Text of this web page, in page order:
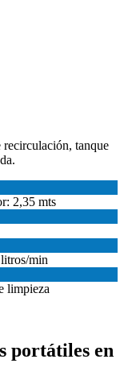
recirculación, tanque
2,35 mts
min
limpieza
portátiles en